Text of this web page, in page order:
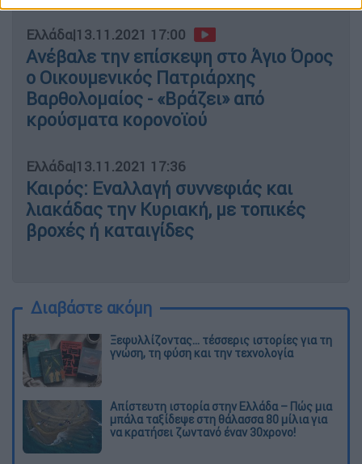
Ελλάδα|13.11.2021 17:00
Ανέβαλε την επίσκεψη στο Άγιο Όρος
ο Οικουμενικός Πατριάρχης
Βαρθολομαίος - «Βράζει» από
κρούσματα κορονοϊού
Ελλάδα|13.11.2021 17:36
Καιρός: Εναλλαγή συννεφιάς και
λιακάδας την Κυριακή, με τοπικές
βροχές ή καταιγίδες
Διαβάστε ακόμη
Ξεφυλλίζοντας... τέσσερις ιστορίες για τη
γνώση, τη φύση και την τεχνολογία
Απίστευτη ιστορία στην Ελλάδα – Πώς μια
μπάλα ταξίδεψε στη θάλασσα 80 μίλια για
να κρατήσει ζωντανό έναν 30χρονο!